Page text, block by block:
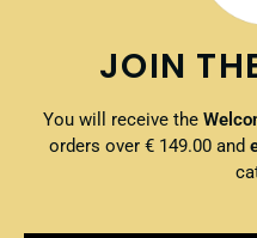
JOIN
You will receive the
orders over € 149.00 and